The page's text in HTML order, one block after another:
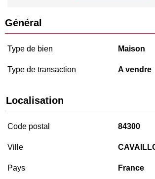
Général
Type de bien Maison
Type de transaction A vendre
Localisation
Code postal 84300
Ville
Pays France